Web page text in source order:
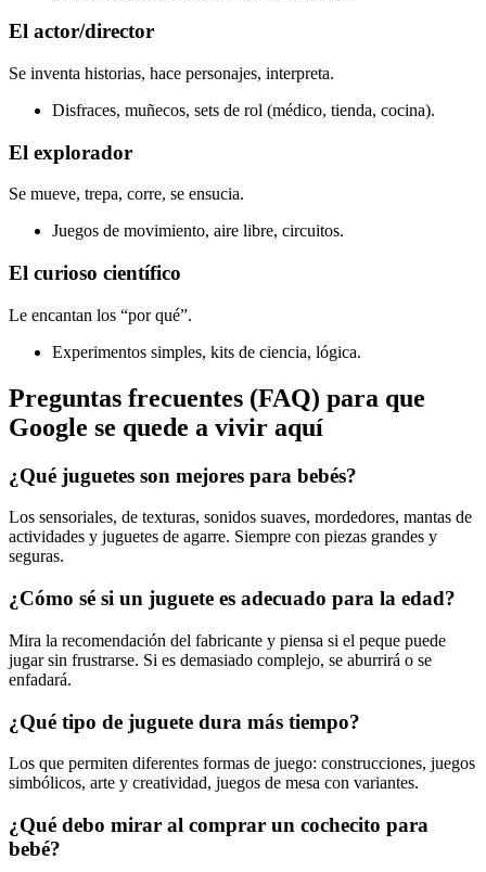
El actor/director
Se inventa historias, hace personajes, interpreta.
Disfraces, muñecos, sets de rol (médico, tienda, cocina).
El explorador
Se mueve, trepa, corre, se ensucia.
Juegos de movimiento, aire libre, circuitos.
El curioso científico
Le encantan los “por qué”.
Experimentos simples, kits de ciencia, lógica.
Preguntas frecuentes (FAQ) para que
Google se quede a vivir aquí
¿Qué juguetes son mejores para bebés?
Los sensoriales, de texturas, sonidos suaves, mordedores, mantas de
actividades y juguetes de agarre. Siempre con piezas grandes y
seguras.
¿Cómo sé si un juguete es adecuado para la edad?
Mira la recomendación del fabricante y piensa si el peque puede
jugar sin frustrarse. Si es demasiado complejo, se aburrirá o se
enfadará.
¿Qué tipo de juguete dura más tiempo?
Los que permiten diferentes formas de juego: construcciones, juegos
simbólicos, arte y creatividad, juegos de mesa con variantes.
¿Qué debo mirar al comprar un cochecito para
bebé?